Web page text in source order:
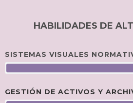
HABILIDADES DE
SISTEMAS VISUALES
GESTIÓN DE ACTIVOS Y